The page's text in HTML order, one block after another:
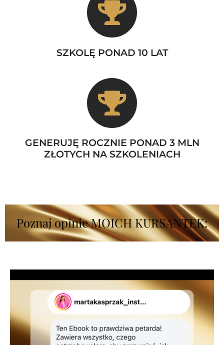
SZKOLĘ PONAD 10 LAT
GENERUJĘ ROCZNIE PONAD 3 MLN
ZŁOTYCH NA SZKOLENIACH
Poznaj opinie MOICH KURSANTEK: